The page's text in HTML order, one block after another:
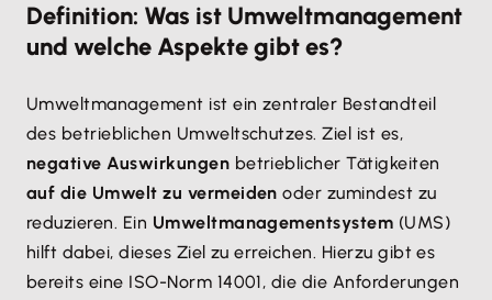
Definition: Was ist Umweltmanagement
und welche Aspekte gibt es?
Umweltmanagement ist ein zentraler Bestandteil
des betrieblichen Umweltschutzes. Ziel ist es,
negative Auswirkungen betrieblicher Tätigkeiten
auf die Umwelt zu vermeiden oder zumindest zu
reduzieren. Ein Umweltmanagementsystem (UMS)
hilft dabei, dieses Ziel zu erreichen. Hierzu gibt es
bereits eine ISO-Norm 14001, die die Anforderungen